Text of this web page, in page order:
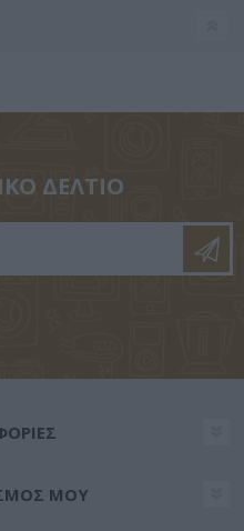
ΔΕΛΤΊΟ
ΜΟΥ